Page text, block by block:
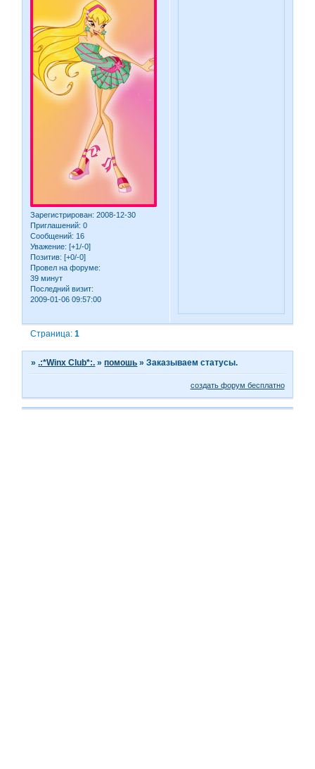
Зарегистрирован: 2008-12-30
Приглашений: 0
Сообщений: 16
Уважение: [+1/-0]
Позитив: [+0/-0]
Провел на форуме:
39 минут
Последний визит:
2009-01-06 09:57:00
Страница:1
».:*Winx Club*:. »помошь »Заказываем статусы.
создать форум бесплатно